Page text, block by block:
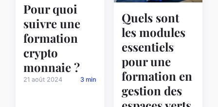
Pour quoi
suivre une
formation
crypto
monnaie ?
21 août 2024 3 min
Quels sont
les modules
essentiels
pour une
formation en
gestion des